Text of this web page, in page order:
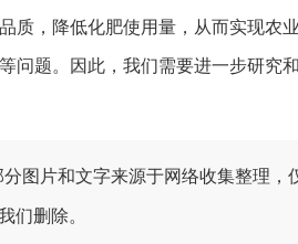
质，降低化肥使用量，从而实现农
问题。因此，我们需要进一步研究
分图片和文字来源于网络收集整理
们删除。